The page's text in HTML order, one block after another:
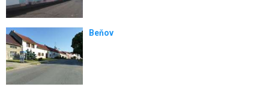
Beňov